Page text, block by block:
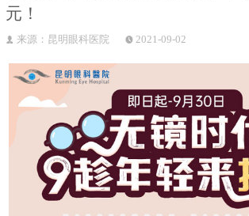
元！
来源：昆明眼科医院 2021-09-02